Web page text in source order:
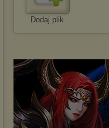
Dodaj plik